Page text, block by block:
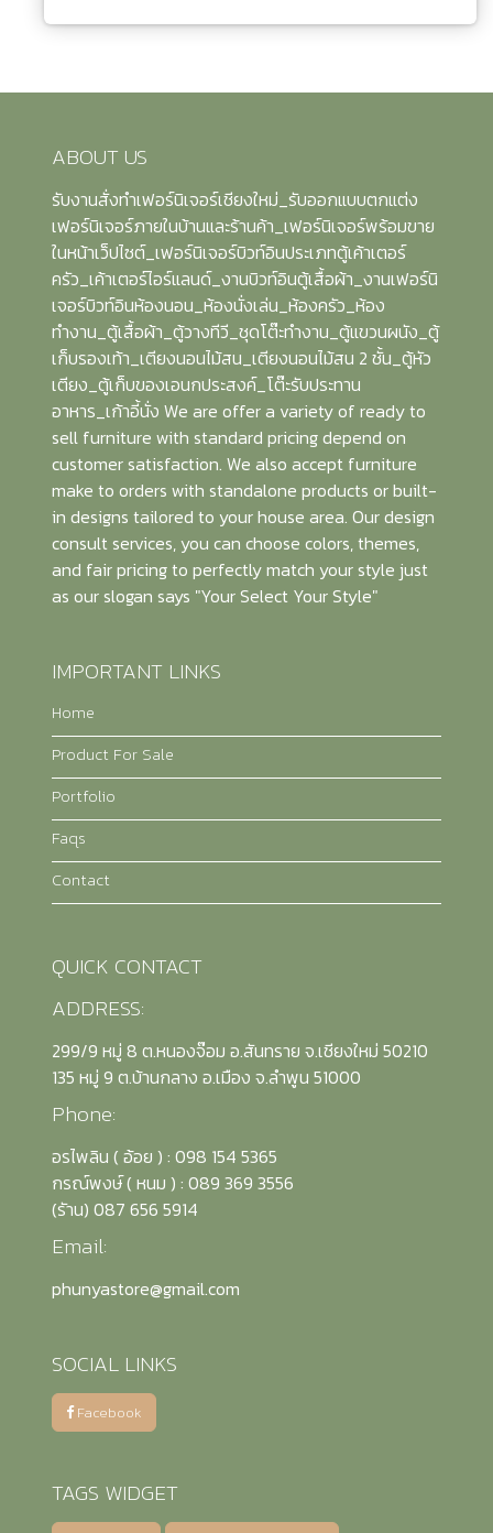
ABOUT US
รับงานสั่งทำเฟอร์นิเจอร์เชียงใหม่_รับออกแบบตกแต่ง
เฟอร์นิเจอร์ภายในบ้านและร้านค้า_เฟอร์นิเจอร์พร้อมขาย
ในหน้าเว็ปไซต์_เฟอร์นิเจอร์บิวท์อินประเภทตู้เค้าเตอร์
ครัว_เค้าเตอร์ไอร์แลนด์_งานบิวท์อินตู้เสื้อผ้า_งานเฟอร์นิ
เจอร์บิวท์อินห้องนอน_ห้องนั่งเล่น_ห้องครัว_ห้อง
ทำงาน_ตู้เสื้อผ้า_ตู้วางทีวี_ชุดโต๊ะทำงาน_ตู้แขวนผนัง_ตู้
เก็บรองเท้า_เตียงนอนไม้สน_เตียงนอนไม้สน 2 ชั้น_ตู้หัว
เตียง_ตู้เก็บของเอนกประสงค์_โต๊ะรับประทาน
อาหาร_เก้าอี้นั่ง We are offer a variety of ready to
sell furniture with standard pricing depend on
customer satisfaction. We also accept furniture
make to orders with standalone products or built-
in designs tailored to your house area. Our design
consult services, you can choose colors, themes,
and fair pricing to perfectly match your style just
as our slogan says "Your Select Your Style"
IMPORTANT LINKS
Home
Product For Sale
Portfolio
Faqs
Contact
QUICK CONTACT
ADDRESS:
299/9 หมู่ 8 ต.หนองจ๊อม อ.สันทราย จ.เชียงใหม่ 50210
135 หมู่ 9 ต.บ้านกลาง อ.เมือง จ.ลำพูน 51000
Phone:
อรไพลิน ( อ้อย ) : 098 154 5365
กรณ์พงษ์ ( หนม ) : 089 369 3556
(รัาน) 087 656 5914
Email:
phunyastore@gmail.com
SOCIAL LINKS
Facebook
TAGS WIDGET